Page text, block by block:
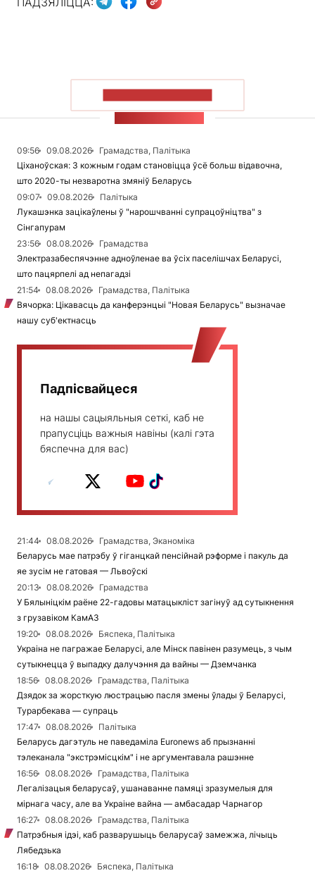
09:56 09.08.2026
Грамадства, Палітыка
Ціханоўская: З кожным годам становіцца ўсё больш відавочна,
што 2020-ты незваротна змяніў Беларусь
09:07
09.08.2026
Палітыка
Лукашэнка зацікаўлены ў "нарошчванні супрацоўніцтва" з
Сінгапурам
23:56
08.08.2026
Грамадства
Электразабеспячэнне адноўленае ва ўсіх паселішчах Беларусі,
што пацярпелі ад непагадзі
21:54
08.08.2026
Грамадства, Палітыка
Вячорка: Цікавасць да канферэнцыі "Новая Беларусь" вызначае
нашу суб'ектнасць
Падпісвайцеся
на нашы сацыяльныя сеткі, каб не
прапусціць важныя навіны (калі гэта
бяспечна для вас)
21:44 08.08.2026
Грамадства, Эканоміка
Беларусь мае патрэбу ў гіганцкай пенсійнай рэформе і пакуль да
яе зусім не гатовая — Львоўскі
20:13
08.08.2026
Грамадства
У Бялыніцкім раёне 22-гадовы матацыкліст загінуў ад сутыкнення
з грузавіком КамАЗ
19:20
08.08.2026
Бяспека, Палітыка
Украіна не пагражае Беларусі, але Мінск павінен разумець, з чым
сутыкнецца ў выпадку далучэння да вайны — Дземчанка
18:56
08.08.2026
Грамадства, Палітыка
Дзядок за жорсткую люстрацыю пасля змены ўлады ў Беларусі,
Турарбекава — супраць
17:47
08.08.2026
Палітыка
Беларусь дагэтуль не паведаміла Euronews аб прызнанні
тэлеканала "экстрэмісцкім" і не аргументавала рашэнне
16:56
08.08.2026
Грамадства, Палітыка
Легалізацыя беларусаў, ушанаванне памяці зразумелыя для
мірнага часу, але ва Украіне вайна — амбасадар Чарнагор
16:27
08.08.2026
Грамадства, Палітыка
Патрэбныя ідэі, каб разварушыць беларусаў замежжа, лічыць
Лябедзька
16:18
08.08.2026
Бяспека, Палітыка